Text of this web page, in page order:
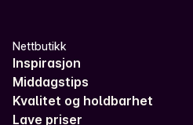
Nettbutikk
Inspirasjon
Middagstips
Kvalitet og holdbarhet
Lave priser